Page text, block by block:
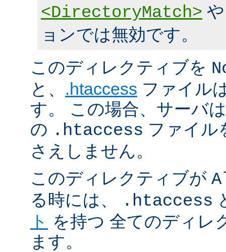
<DirectoryMatch>
ョンでは無効です。
このディレクティブを
と、 .htaccess ファイル
す。 この場合、サーバ
の .htaccess ファイル
さえしません。
このディレクティブが
る時には、
.htaccess
ト を持つ 全てのディレ
ます。